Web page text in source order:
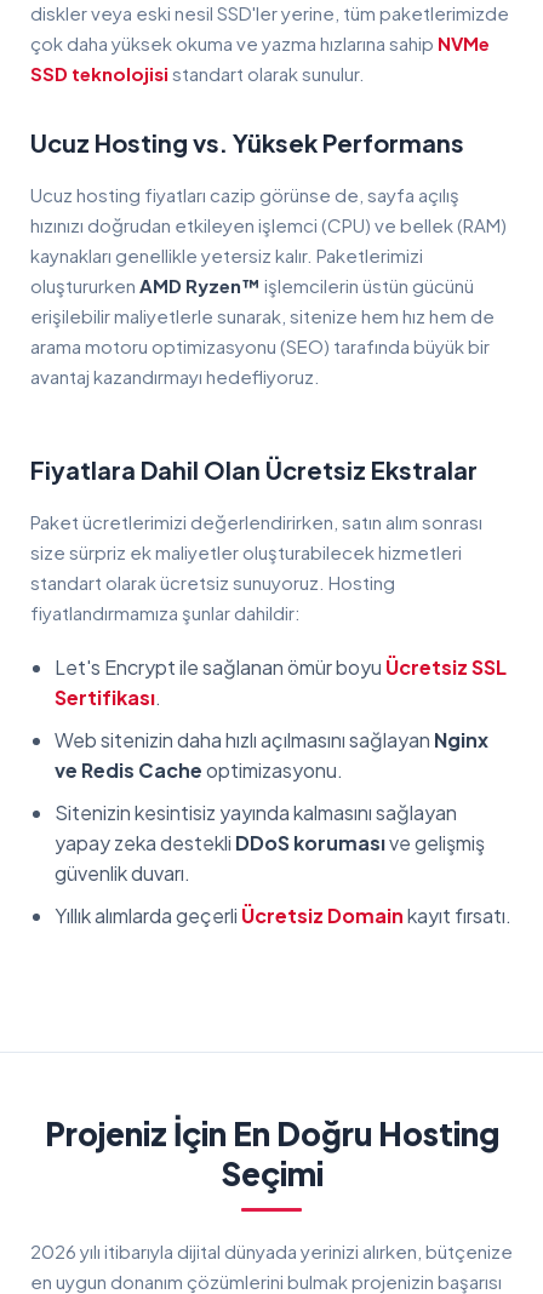
diskler veya eski nesil SSD'ler yerine, tüm paketlerimizde
çok daha yüksek okuma ve yazma hızlarına sahip NVMe
SSD teknolojisi standart olarak sunulur.
Ucuz Hosting vs. Yüksek Performans
Ucuz hosting fiyatları cazip görünse de, sayfa açılış
hızınızı doğrudan etkileyen işlemci (CPU) ve bellek (RAM)
kaynakları genellikle yetersiz kalır. Paketlerimizi
oluştururken AMD Ryzen™ işlemcilerin üstün gücünü
erişilebilir maliyetlerle sunarak, sitenize hem hız hem de
arama motoru optimizasyonu (SEO) tarafında büyük bir
avantaj kazandırmayı hedefliyoruz.
Fiyatlara Dahil Olan Ücretsiz Ekstralar
Paket ücretlerimizi değerlendirirken, satın alım sonrası
size sürpriz ek maliyetler oluşturabilecek hizmetleri
standart olarak ücretsiz sunuyoruz. Hosting
fiyatlandırmamıza şunlar dahildir:
Let's Encrypt ile sağlanan ömür boyu Ücretsiz SSL
Sertifikası.
Web sitenizin daha hızlı açılmasını sağlayan Nginx
ve Redis Cacheoptimizasyonu.
Sitenizin kesintisiz yayında kalmasını sağlayan
yapay zeka destekli DDoS korumasıve gelişmiş
güvenlik duvarı.
Yıllık alımlarda geçerli Ücretsiz Domainkayıt fırsatı.
Projeniz İçin En Doğru Hosting
Seçimi
2026 yılı itibarıyla dijital dünyada yerinizi alırken, bütçenize
en uygun donanım çözümlerini bulmak projenizin başarısı